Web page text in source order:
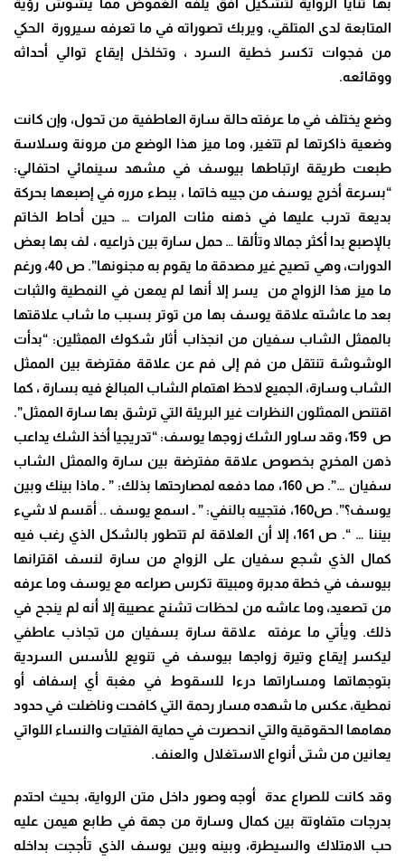
بها ثنايا الرواية لتشكيل أفق يلفه الغموض مما يشوش رؤية
المتابعة لدى المتلقي، ويربك تصوراته في ما تعرفه سيرورة الحكي
من فجوات تكسر خطية السرد ، وتخلخل إيقاع توالي أحداثه
ووقائعه.
وضع يختلف في ما عرفته حالة سارة العاطفية من تحول، وإن كانت
وضعية ذاكرتها لم تتغير، وما ميز هذا الوضع من مرونة وسلاسة
طبعت طريقة ارتباطها بيوسف في مشهد سينمائي احتفالي:
“بسرعة أخرج يوسف من جيبه خاتما ، ببطء مرره في إصبعها بحركة
بديعة تدرب عليها في ذهنه مئات المرات … حين أحاط الخاتم
بالإصبع بدا أكثر جمالا وتألقا … حمل سارة بين ذراعيه ، لف بها بعض
الدورات، وهي تصيح غير مصدقة ما يقوم به مجنونها”. ص 40، ورغم
ما ميز هذا الزواج من يسر إلا أنها لم يمعن في النمطية والثبات
بعد ما عاشته علاقة يوسف بها من توتر بسبب ما شاب علاقتها
بالممثل الشاب سفيان من انجذاب أثار شكوك الممثلين: “بدأت
الوشوشة تنتقل من فم إلى فم عن علاقة مفترضة بين الممثل
الشاب وسارة، الجميع لاحظ اهتمام الشاب المبالغ فيه بسارة ، كما
اقتنص الممثلون النظرات غير البريئة التي ترشق بها سارة الممثل”.
ص 159، وقد ساور الشك زوجها يوسف: “تدريجيا أخذ الشك يداعب
ذهن المخرج بخصوص علاقة مفترضة بين سارة والممثل الشاب
سفيان …”. ص 160، مما دفعه لمصارحتها بذلك: ” ـ ماذا بينك وبين
يوسف؟”. ص160، فتجيبه بالنفي: ” ـ اسمع يوسف .. أقسم لا شيء
بيننا … “. ص 161، إلا أن العلاقة لم تتطور بالشكل الذي رغب فيه
كمال الذي شجع سفيان على الزواج من سارة لنسف اقترانها
بيوسف في خطة مدبرة ومبيتة تكرس صراعه مع يوسف وما عرفه
من تصعيد، وما عاشه من لحظات تشنج عصيبة إلا أنه لم ينجح في
ذلك. ويأتي ما عرفته علاقة سارة بسفيان من تجاذب عاطفي
ليكسر إيقاع وتيرة زواجها بيوسف في تنويع للأسس السردية
بتوجهاتها ومساراتها درءا للسقوط في مغبة أي إسفاف أو
نمطية، عكس ما شهده مسار رحمة التي كافحت وناضلت في حدود
مهامها الحقوقية والتي انحصرت في حماية الفتيات والنساء اللواتي
يعانين من شتى أنواع الاستغلال والعنف.
وقد كانت للصراع عدة أوجه وصور داخل متن الرواية، بحيث احتدم
بدرجات متفاوتة بين كمال وسارة من جهة في طابع هيمن عليه
حب الامتلاك والسيطرة، وبينه وبين يوسف الذي تأججت بداخله